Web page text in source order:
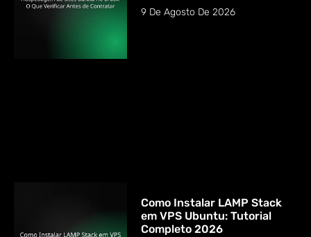
9 De Agosto De 2026
Como Instalar LAMP Stack
em VPS Ubuntu: Tutorial
Completo 2026